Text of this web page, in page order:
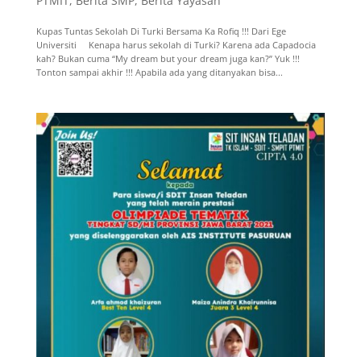
Kupas Tuntas Sekolah Di Turki Bersama Ka Rofiq !!! Dari Ege
Universiti Kenapa harus sekolah di Turki? Karena ada Capadocia
kah? Bukan cuma “My dream but your dream juga kan?” Yuk !!!
Tonton sampai akhir !!! Apabila ada yang ditanyakan bisa...